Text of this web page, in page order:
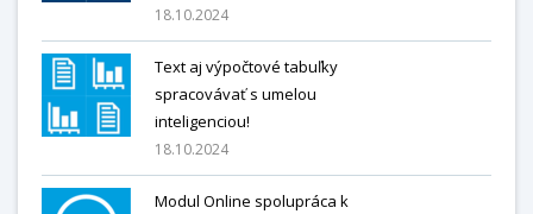
18.10.2024
Text aj výpočtové tabuľky
spracovávať s umelou
inteligenciou!
18.10.2024
Modul Online spolupráca k